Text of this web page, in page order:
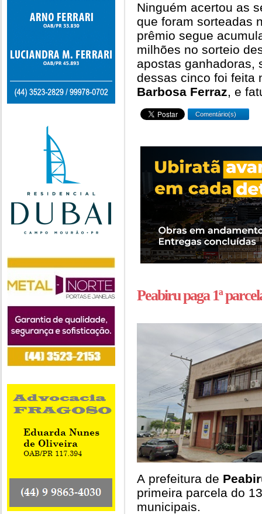
Ninguém acertou as
que foram sorteadas
prêmio segue
milhões no sorteio
apostas ganhadoras,
dessas cinco foi feita
Barbosa Ferraz, e
Comentário(s)
Peabiru paga 1ª
A prefeitura de
primeira parcela do
municipais.